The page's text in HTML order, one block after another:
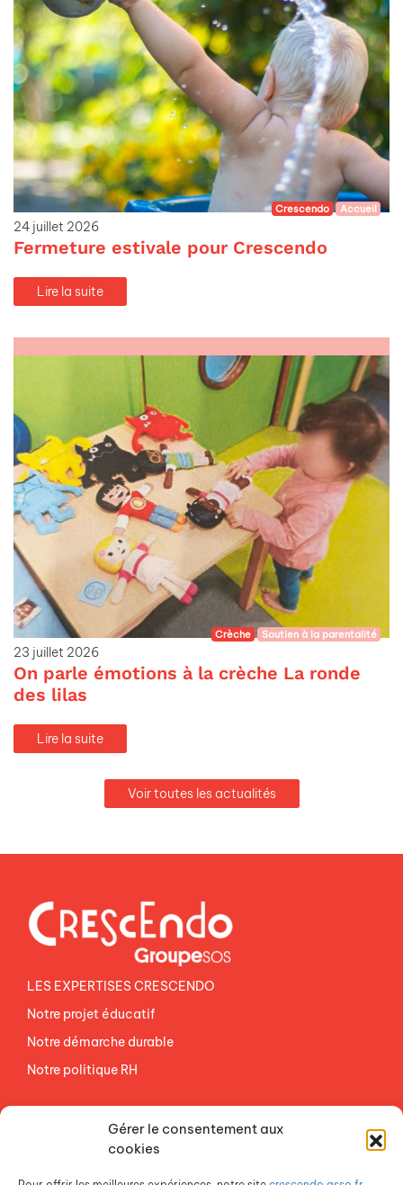
Gérer le consentement aux
cookies
Crescendo Accueil
24 juillet 2026
Fermeture estivale pour Crescendo
Lire la suite
Crèche Soutien à la parentalité
23 juillet 2026
On parle émotions à la crèche La ronde
des lilas
Lire la suite
Voir toutes les actualités
LES EXPERTISES CRESCENDO
Notre projet éducatif
Notre démarche durable
Notre politique RH